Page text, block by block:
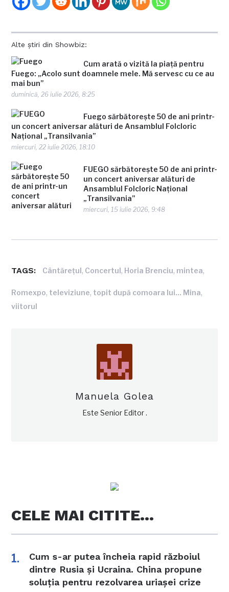
Alte știri din Showbiz:
Cum arată o vizită la piață pentru
Fuego: „Acolo sunt doamnele mele. Mă servesc cu ce au
mai bun”
duminică, 26 iulie 2026, 8:25
Fuego sărbătorește 50 de ani printr-
un concert aniversar alături de Ansamblul Folcloric
Național „Transilvania”
miercuri, 22 iulie 2026, 18:10
FUEGO sărbătorește 50 de ani printr-
un concert aniversar alături de
Ansamblul Folcloric Național
„Transilvania”
miercuri, 15 iulie 2026, 9:48
TAGS: Cântăreţul, Concertul, Horia Brenciu, mintea,
Romexpo, televiziune, topit după comoara lui... Mina,
viitorul
Manuela Golea
Este Senior Editor .
CELE MAI CITITE…
Cum s-ar putea încheia rapid războiul
dintre Rusia și Ucraina. China propune
soluția pentru rezolvarea uriașei crize